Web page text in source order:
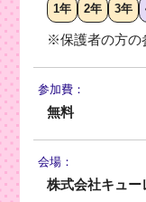
1年 2年 3年
※保護者の方の
参加費：
無料
会場：
株式会社キュー